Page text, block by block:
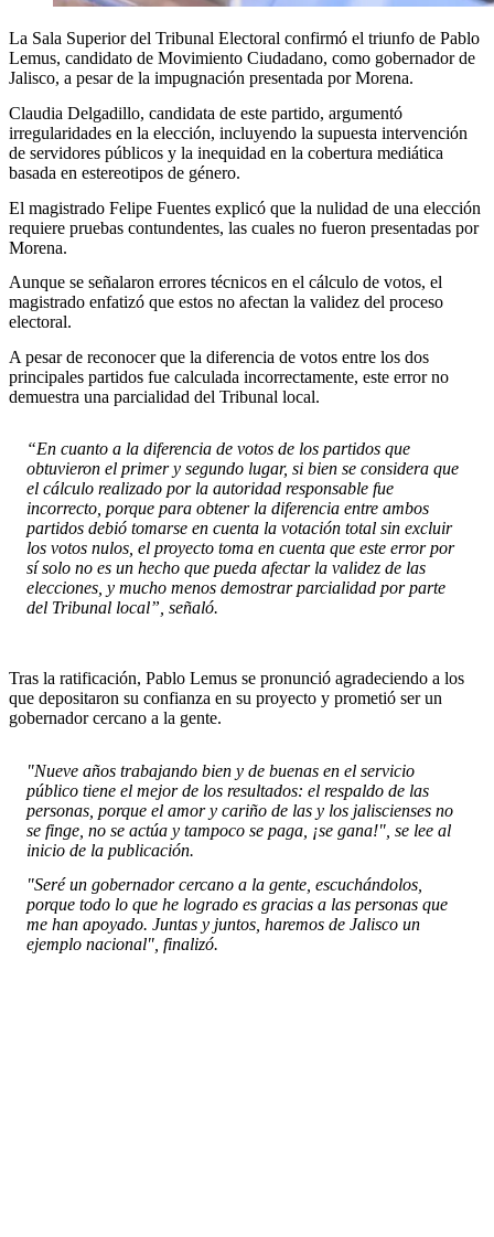
La Sala Superior del Tribunal Electoral confirmó el triunfo de Pablo
Lemus, candidato de Movimiento Ciudadano, como gobernador de
Jalisco, a pesar de la impugnación presentada por Morena.
Claudia Delgadillo, candidata de este partido, argumentó
irregularidades en la elección, incluyendo la supuesta intervención
de servidores públicos y la inequidad en la cobertura mediática
basada en estereotipos de género.
El magistrado Felipe Fuentes explicó que la nulidad de una elección
requiere pruebas contundentes, las cuales no fueron presentadas por
Morena.
Aunque se señalaron errores técnicos en el cálculo de votos, el
magistrado enfatizó que estos no afectan la validez del proceso
electoral.
A pesar de reconocer que la diferencia de votos entre los dos
principales partidos fue calculada incorrectamente, este error no
demuestra una parcialidad del Tribunal local.
“En cuanto a la diferencia de votos de los partidos que
obtuvieron el primer y segundo lugar, si bien se considera que
el cálculo realizado por la autoridad responsable fue
incorrecto, porque para obtener la diferencia entre ambos
partidos debió tomarse en cuenta la votación total sin excluir
los votos nulos, el proyecto toma en cuenta que este error por
sí solo no es un hecho que pueda afectar la validez de las
elecciones, y mucho menos demostrar parcialidad por parte
del Tribunal local”, señaló.
Tras la ratificación, Pablo Lemus se pronunció agradeciendo a los
que depositaron su confianza en su proyecto y prometió ser un
gobernador cercano a la gente.
"Nueve años trabajando bien y de buenas en el servicio
público tiene el mejor de los resultados: el respaldo de las
personas, porque el amor y cariño de las y los jaliscienses no
se finge, no se actúa y tampoco se paga, ¡se gana!", se lee al
inicio de la publicación.
"Seré un gobernador cercano a la gente, escuchándolos,
porque todo lo que he logrado es gracias a las personas que
me han apoyado. Juntas y juntos, haremos de Jalisco un
ejemplo nacional", finalizó.